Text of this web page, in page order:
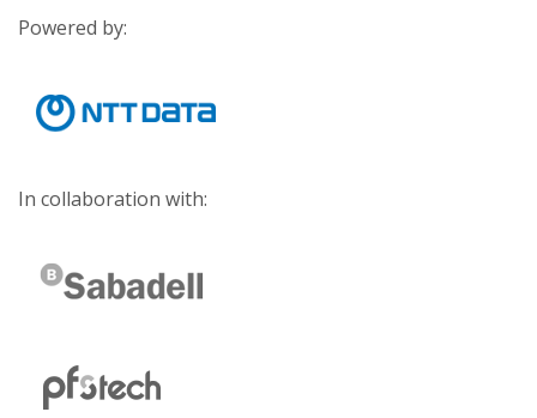
Powered by:
In collaboration with: